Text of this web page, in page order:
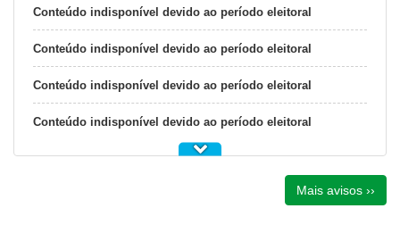
Conteúdo indisponível devido ao período eleitoral
Conteúdo indisponível devido ao período eleitoral
Conteúdo indisponível devido ao período eleitoral
Conteúdo indisponível devido ao período eleitoral
Mais avisos ››